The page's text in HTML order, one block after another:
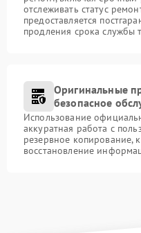
отслеживать статус
предоставляется
продления срока службы
Оригинальные
безопасное
Использование
аккуратная работа с
резервное копирование,
восстановление